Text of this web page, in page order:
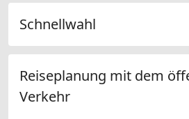
Schnellwahl
Reiseplanung mit dem
Verkehr